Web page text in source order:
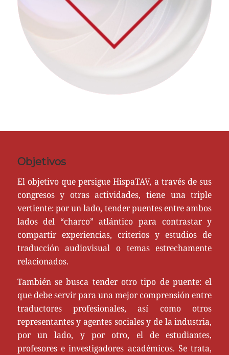
Objetivos
El objetivo que persigue HispaTAV, a través de sus
congresos y otras actividades, tiene una triple
vertiente: por un lado, tender puentes entre ambos
lados del “charco” atlántico para contrastar y
compartir experiencias, criterios y estudios de
traducción audiovisual o temas estrechamente
relacionados.
También se busca tender otro tipo de puente: el
que debe servir para una mejor comprensión entre
traductores profesionales, así como otros
representantes y agentes sociales y de la industria,
por un lado, y por otro, el de estudiantes,
profesores e investigadores académicos. Se trata,